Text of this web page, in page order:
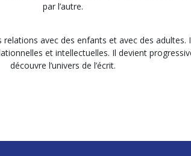
par l’autre.
relations avec des enfants et avec des adultes.
et intellectuelles. Il devient
découvre l’univers de l’écrit.